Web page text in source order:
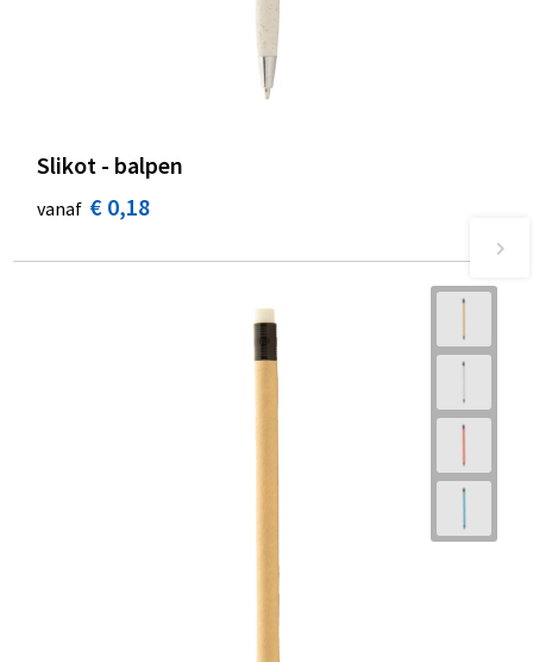
Slikot - balpen
vanaf € 0,18